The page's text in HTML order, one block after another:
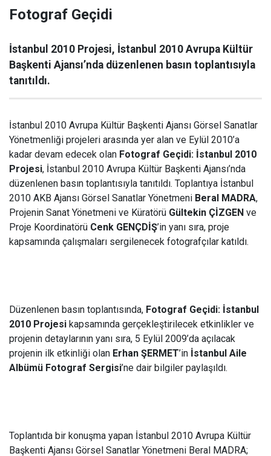
Fotograf Geçidi
İstanbul 2010 Projesi, İstanbul 2010 Avrupa Kültür
Başkenti Ajansı’nda düzenlenen basın toplantısıyla
tanıtıldı.
İstanbul 2010 Avrupa Kültür Başkenti Ajansı Görsel Sanatlar
Yönetmenliği projeleri arasında yer alan ve Eylül 2010’a
kadar devam edecek olan Fotograf Geçidi: İstanbul 2010
Projesi, İstanbul 2010 Avrupa Kültür Başkenti Ajansı’nda
düzenlenen basın toplantısıyla tanıtıldı. Toplantıya İstanbul
2010 AKB Ajansı Görsel Sanatlar Yönetmeni Beral MADRA,
Projenin Sanat Yönetmeni ve Küratörü Gültekin ÇİZGEN ve
Proje Koordinatörü Cenk GENÇDİŞ’in yanı sıra, proje
kapsamında çalışmaları sergilenecek fotografçılar katıldı.
Düzenlenen basın toplantısında, Fotograf Geçidi: İstanbul
2010 Projesi kapsamında gerçekleştirilecek etkinlikler ve
projenin detaylarının yanı sıra, 5 Eylül 2009’da açılacak
projenin ilk etkinliği olan Erhan ŞERMET’in İstanbul Aile
Albümü Fotograf Sergisi’ne dair bilgiler paylaşıldı.
Toplantıda bir konuşma yapan İstanbul 2010 Avrupa Kültür
Başkenti Ajansı Görsel Sanatlar Yönetmeni Beral MADRA;